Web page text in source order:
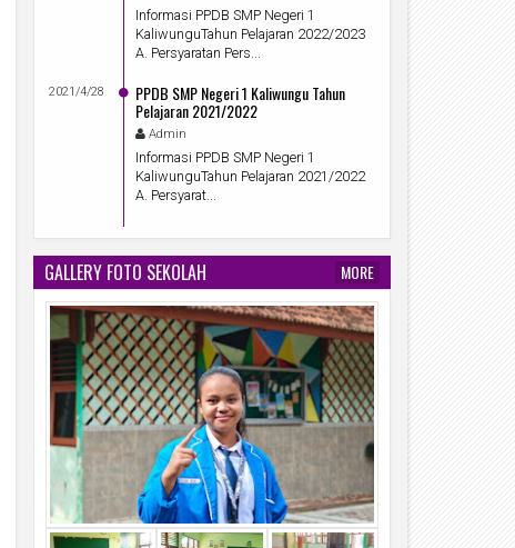
Informasi PPDB SMP Negeri 1
KaliwunguTahun Pelajaran 2022/2023
A. Persyaratan Pers...
PPDB SMP Negeri 1 Kaliwungu Tahun
Pelajaran 2021/2022
Admin
2021/4/28
Informasi PPDB SMP Negeri 1
KaliwunguTahun Pelajaran 2021/2022
A. Persyarat...
GALLERY FOTO SEKOLAH MORE